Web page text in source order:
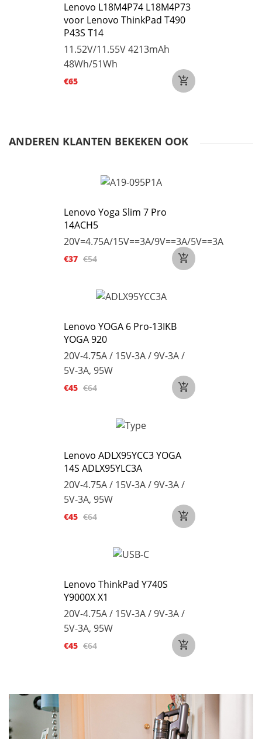
Lenovo L18M4P74 L18M4P73
voor Lenovo ThinkPad T490
P43S T14
11.52V/11.55V4213mAh
48Wh/51Wh
€65
ANDEREN KLANTEN BEKEKEN OOK
Lenovo Yoga Slim 7 Pro
14ACH5
20V=4.75A/15V==3A/9V==3A/5V==3A
€37 €54
Lenovo YOGA 6 Pro-13IKB
YOGA 920
20V-4.75A / 15V-3A / 9V-3A /
5V-3A, 95W
€45 €64
Lenovo ADLX95YCC3 YOGA
14S ADLX95YLC3A
20V-4.75A / 15V-3A / 9V-3A /
5V-3A, 95W
€45 €64
Lenovo ThinkPad Y740S
Y9000X X1
20V-4.75A / 15V-3A / 9V-3A /
5V-3A, 95W
€45 €64